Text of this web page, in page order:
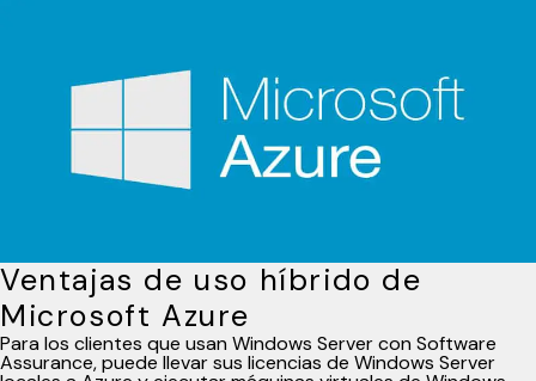
Ventajas de uso híbrido de
Microsoft Azure
Para los clientes que usan Windows Server con Software
Assurance, puede llevar sus licencias de Windows Server